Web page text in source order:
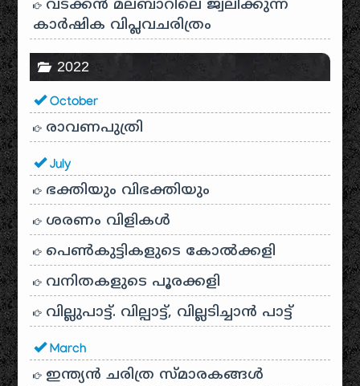
വടക്കൻ മലബാറിലെ ജ്വലിക്കുന്ന
കാർഷിക വിപ്ലവചരിത്രം
2022
October
രാവണപുത്രി
July
ഭക്തിയും വിഭക്തിയും
ശരണം വിളികൾ
പെൺകുട്ടികളുടെ കോൽക്കളി
വനിതകളുടെ പൂരക്കളി
വില്ലുപാട്ട്. വില്പാട്ട്, വില്ലടിച്ചാൻ പാട്ട്
March
ഇന്ത്യൻ ചരിത്ര സ്മാരകങ്ങൾ